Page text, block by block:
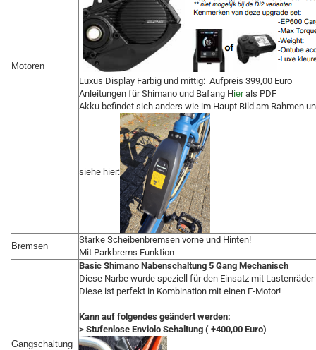
Motoren
Luxus Display Farbig und mittig: Aufpreis 399,00 Euro
Anleitungen für Shimano und Bafang Hierals PDF
Akku befindet sich anders wie im Haupt Bild am Rahmen
siehe hier:
Bremsen
Starke Scheibenbremsen vorne und Hinten!
Mit Parkbrems Funktion
Gangschaltung
Basic Shimano Nabenschaltung 5 Gang Mechanisch
Diese Narbe wurde speziell für den Einsatz mit
Diese ist perfekt in Kombination mit einen E-Motor!
Kann auf folgendes geändert werden:
> Stufenlose Enviolo Schaltung ( +400,00 Euro)